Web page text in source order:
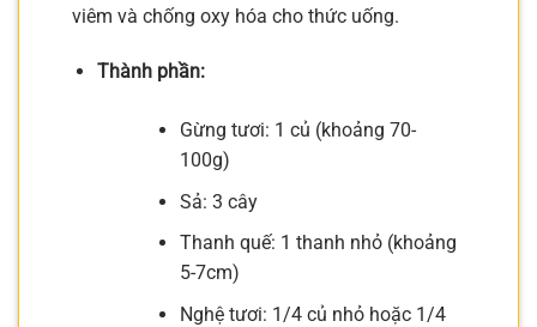
viêm và chống oxy hóa cho thức uống.
Thành phần:
Gừng tươi: 1 củ (khoảng 70-
100g)
Sả: 3 cây
Thanh quế: 1 thanh nhỏ (khoảng
5-7cm)
Nghệ tươi: 1/4 củ nhỏ hoặc 1/4